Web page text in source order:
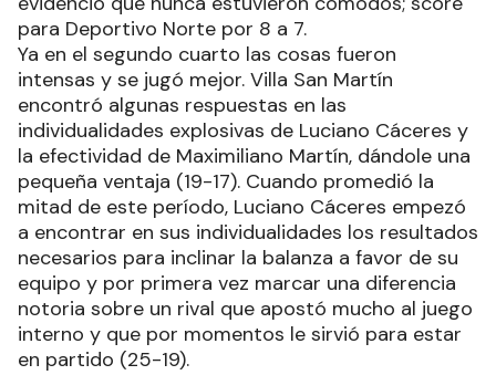
para Deportivo Norte por 8 a 7.
Ya en el segundo cuarto las cosas fueron
intensas y se jugó mejor. Villa San Martín
encontró algunas respuestas en las
individualidades explosivas de Luciano Cáceres y
la efectividad de Maximiliano Martín, dándole una
pequeña ventaja (19-17). Cuando promedió la
mitad de este período, Luciano Cáceres empezó
a encontrar en sus individualidades los resultados
necesarios para inclinar la balanza a favor de su
equipo y por primera vez marcar una diferencia
notoria sobre un rival que apostó mucho al juego
interno y que por momentos le sirvió para estar
en partido (25-19).